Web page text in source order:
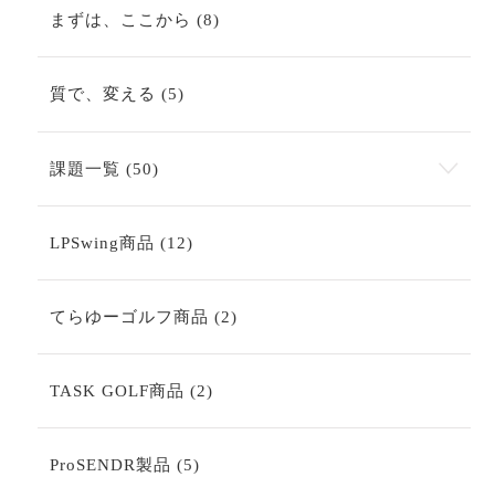
商
品
まずは、ここから 88
の
質で、変える 55
の
課題一覧 5050
の
商
品
LPSwing商品 1212
の
商
品
てらゆーゴルフ商品 22
の
TASK GOLF商品 22
の
ProSENDR製品 55